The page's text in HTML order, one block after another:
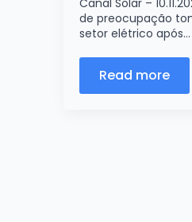
de preocupação
setor elétrico após…
Read more